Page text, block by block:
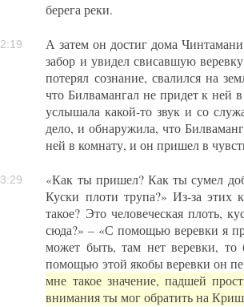
берега реки.
А затем он достиг дома
забор и увидел свисавшую
потерял сознание, свалился на
что Билвамангал не придет к ней
услышала какой-то звук и со
дело, и обнаружила, что
ней в комнату, и он пришел в
«Как ты пришел? Как ты сумел
Куски плоти трупа?» Из-за этих
такое? Это человеческая плоть,
сюда?» – «С помощью веревки я
может быть, там нет веревки,
помощью этой якобы веревки он
мне такое значение, падшей
внимания ты мог обратить на